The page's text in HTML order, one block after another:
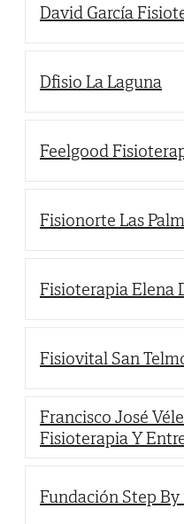
David García
Dfisio La Laguna
Feelgood
Fisionorte Las
Fisioterapia Elena
Fisiovital San
Francisco José
Fisioterapia Y
Fundación Step By